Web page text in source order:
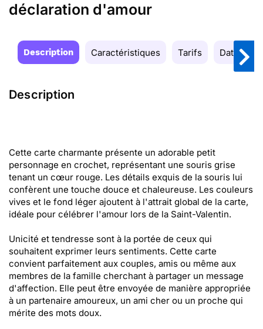
déclaration d'amour
Description Caractéristiques Tarifs Date de
Description
Cette carte charmante présente un adorable petit
personnage en crochet, représentant une souris grise
tenant un cœur rouge. Les détails exquis de la souris lui
confèrent une touche douce et chaleureuse. Les couleurs
vives et le fond léger ajoutent à l'attrait global de la carte,
idéale pour célébrer l'amour lors de la Saint-Valentin.
Unicité et tendresse sont à la portée de ceux qui
souhaitent exprimer leurs sentiments. Cette carte
convient parfaitement aux couples, amis ou même aux
membres de la famille cherchant à partager un message
d'affection. Elle peut être envoyée de manière appropriée
à un partenaire amoureux, un ami cher ou un proche qui
mérite des mots doux.